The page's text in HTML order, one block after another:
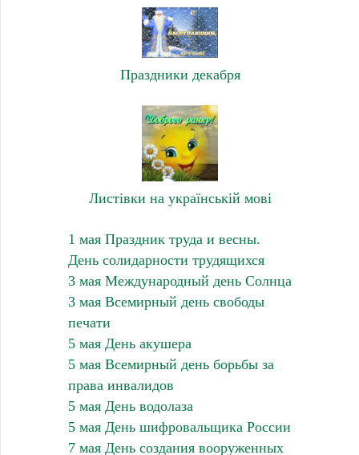
Праздники декабря
Листівки на українській мові
1 мая Праздник труда и весны.
День солидарности трудящихся
3 мая Международный день Солнца
3 мая Всемирный день свободы
печати
5 мая День акушера
5 мая Всемирный день борьбы за
права инвалидов
5 мая День водолаза
5 мая День шифровальщика России
7 мая День создания вооруженных